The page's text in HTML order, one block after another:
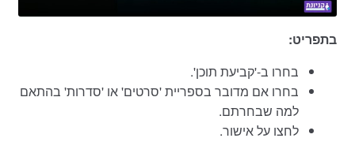
בתפריט:
בחרו ב-'קביעת תוכן'.
בחרו אם מדובר בספריית 'סרטים' או 'סדרות' בהתאם
למה שבחרתם.
לחצו על אישור.